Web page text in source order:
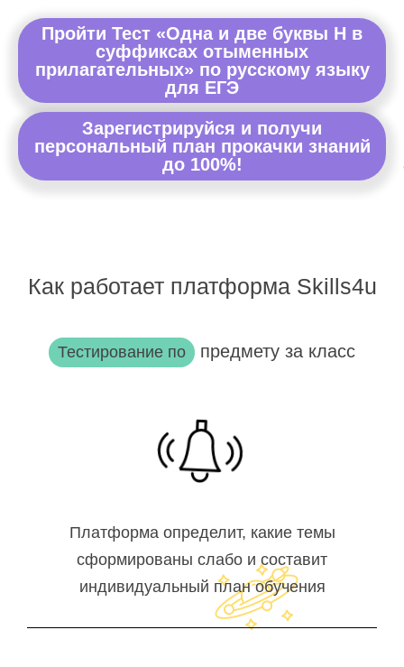
Пройти Тест «Одна и две буквы Н в
суффиксах отыменных
прилагательных» по русскому языку
для ЕГЭ
Зарегистрируйся и получи
персональный план прокачки знаний
до 100%!
Как работает платформа Skills4u
Тестирование по предмету за класс
Платформа определит, какие темы
сформированы слабо и составит
индивидуальный план обучения